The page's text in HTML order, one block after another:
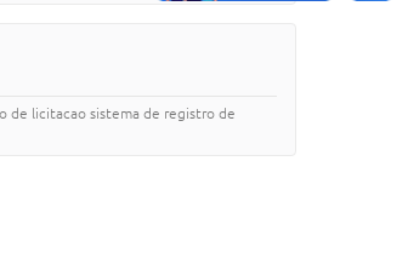
de licitacao sistema de registro de